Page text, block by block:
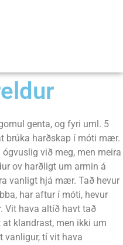
genta, og fyri uml. 5
brúka harðskap í móti mær.
við meg, men meira
ov harðligt um armin á
vanligt hjá mær. Tað hevur
har aftur í móti, hevur
Vit hava altíð havt tað
klandrast, men ikki um
vanligur, tí vit hava